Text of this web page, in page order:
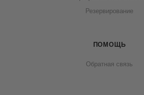
Резервирование
ПОМОЩЬ
Обратная связь